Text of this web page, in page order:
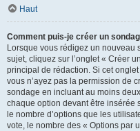
Haut
Comment puis-je créer un
Lorsque vous rédigez un nouveau
sujet, cliquez sur l’onglet « Créer
principal de rédaction. Si cet
vous n’ayez pas la permission de
sondage en incluant au moins
chaque option devant être insérée
le nombre d’options que les
vote, le nombre des « Options par